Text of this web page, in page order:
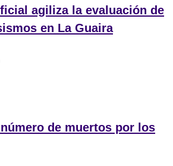
agiliza la evaluación de
en La Guaira
de muertos por los